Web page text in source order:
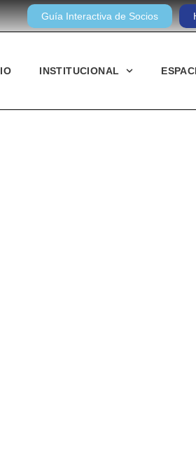
Guía Interactiva de Socios
INSTITUCIONAL